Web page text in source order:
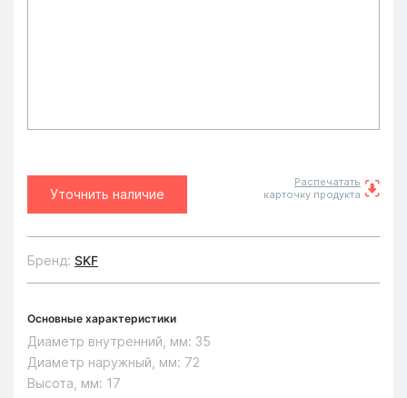
Уточнить наличие
Распечатать
карточку продукта
Бренд: SKF
Основные характеристики
Диаметр внутренний, мм: 35
Диаметр наружный, мм: 72
Высота, мм: 17